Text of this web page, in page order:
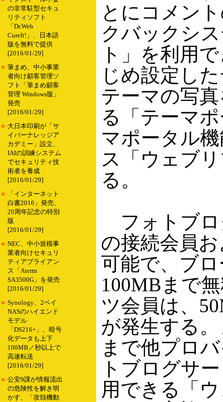
の非常駐型セキュ
リティソフト
「Dr.Web
CureIt!」、日本語
版を無料で提供
[2016/01/29]
■ 筆まめ、中小事業
者向け顧客管理ソ
フト「筆まめ顧客
管理 Windows版」
発売
[2016/01/29]
■ 大日本印刷が「サ
イバーナレッジア
カデミー」設立、
IAIの訓練システム
でセキュリティ技
術者を養成
[2016/01/29]
■
「インターネット
白書2016」発売、
20周年記念の特別
版
[2016/01/29]
■ NEC、中小規模事
業者向けセキュリ
ティアプライアン
ス「Aterm
SA3500G」を発売
[2016/01/29]
■ Synology、2ベイ
NASのハイエンド
モデル
「DS216+」、暗号
化データも上下
100MB／秒以上で
高速転送
[2016/01/29]
■ 公安9課が情報流出
の危険性を解き明
かす、「攻殻機動
とにコメン
クバックシ
ト」を利用
じめ設定し
テーマの写
る「テーマ
マポータル
ス「ウェブ
る。
フォトブロ
の接続会員
可能で、ブ
100MBまで
ツ会員は、
が発生する
まで他プロ
トブログサ
用できる「